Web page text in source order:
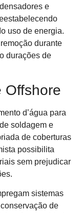
e
uso de energia.
durante
durações de
Offshore
d’água para
soldagem e
de coberturas
possibilita
sem prejudicar
sistemas
de